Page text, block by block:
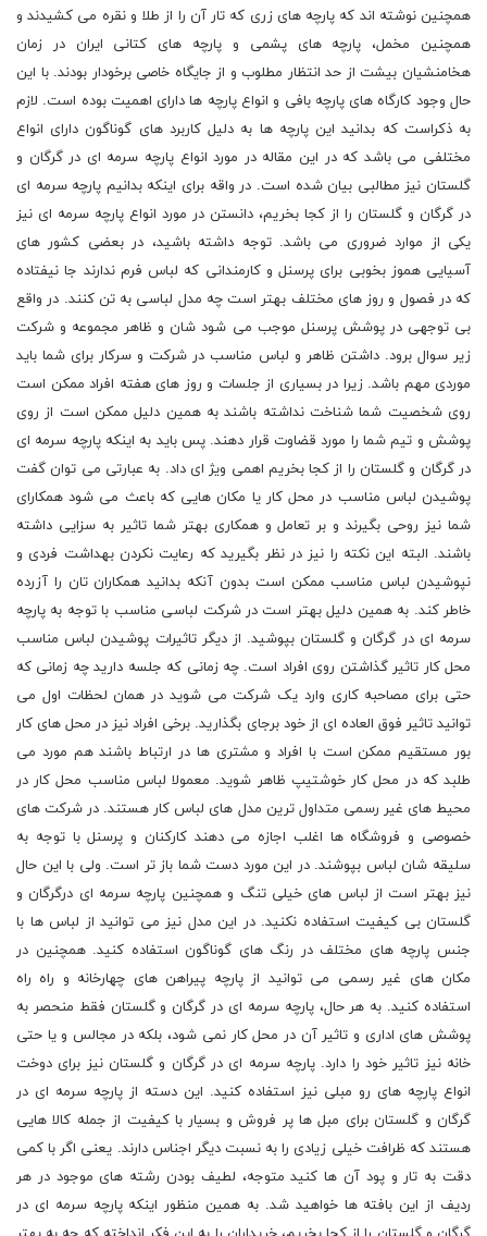
همچنین نوشته ‌اند که پارچه‌ های زری که تار آن را از طلا و نقره می ‌کشیدند و
همچنین مخمل، پارچه‌ های پشمی و پارچه‌ های کتانی ایران در زمان
هخامنشیان بیشت از حد انتظار مطلوب و از جایگاه خاصی برخودار بودند. با این
حال وجود کارگاه های پارچه بافی و انواع پارچه ها دارای اهمیت بوده است. لازم
به ذکراست که بدانید این پارچه ها به دلیل کاربرد های گوناگون دارای انواع
مختلفی می باشد که در این مقاله در مورد انواع پارچه سرمه ای در گرگان و
گلستان نیز مطالبی بیان شده است. در واقه برای اینکه بدانیم پارچه سرمه ای
در گرگان و گلستان را از کجا بخریم، دانستن در مورد انواع پارچه سرمه ای نیز
یکی از موارد ضروری می باشد. توجه داشته باشید، در بعضی کشور های
آسیایی هموز بخوبی برای پرسنل و کارمندانی که لباس فرم ندارند جا نیفتاده
که در فصول و روز های مختلف بهتر است چه مدل لباسی به تن کنند. در واقع
بی توجهی در پوشش پرسنل موجب می شود شان و ظاهر مجموعه و شرکت
زیر سوال برود. داشتن ظاهر و لباس مناسب در شرکت و سرکار برای شما باید
موردی مهم باشد. زیرا در بسیاری از جلسات و روز های هفته افراد ممکن است
روی شخصیت شما شناخت نداشته باشند به همین دلیل ممکن است از روی
پوشش و تیم شما را مورد قضاوت قرار دهند. پس باید به اینکه پارچه سرمه ای
در گرگان و گلستان را از کجا بخریم اهمی ویژ ای داد. به عبارتی می توان گفت
پوشیدن لباس مناسب در محل کار یا مکان هایی که باعث می شود همکارای
شما نیز روحی بگیرند و بر تعامل و همکاری بهتر شما تاثیر به سزایی داشته
باشند. البته این نکته را نیز در نظر بگیرید که رعایت نکردن بهداشت فردی و
نپوشیدن لباس مناسب ممکن است بدون آنکه بدانید همکاران تان را آزرده
خاطر کند. به همین دلیل بهتر است در شرکت لباسی مناسب با توجه به پارچه
سرمه ای در گرگان و گلستان بپوشید. از دیگر تاثیرات پوشیدن لباس مناسب
محل کار تاثیر گذاشتن روی افراد است. چه زمانی که جلسه دارید چه زمانی که
حتی برای مصاحبه کاری وارد یک شرکت می شوید در همان لحظات اول می
توانید تاثیر فوق العاده ای از خود برجای بگذارید. برخی افراد نیز در محل های کار
بور مستقیم ممکن است با افراد و مشتری ها در ارتباط باشند هم مورد می
طلبد که در محل کار خوشتیپ ظاهر شوید. معمولا لباس مناسب محل کار در
محیط های غیر رسمی متداول ترین مدل های لباس کار هستند. در شرکت های
خصوصی و فروشگاه ها اغلب اجازه می دهند کارکنان و پرسنل با توجه به
سلیقه شان لباس بپوشند. در این مورد دست شما باز تر است. ولی با این حال
نیز بهتر است از لباس های خیلی تنگ و همچنین پارچه سرمه ای درگرگان و
گلستان بی کیفیت استفاده نکنید. در این مدل نیز می توانید از لباس ها با
جنس پارچه های مختلف در رنگ های گوناگون استفاده کنید. همچنین در
مکان های غیر رسمی می توانید از پارچه پیراهن های چهارخانه و راه راه
استفاده کنید. به هر حال، پارچه سرمه ای در گرگان و گلستان فقط منحصر به
پوشش های اداری و تاثیر آن در محل کار نمی شود، بلکه در مجالس و یا حتی
خانه نیز تاثیر خود را دارد. پارچه سرمه ای در گرگان و گلستان نیز برای دوخت
انواع پارچه های رو مبلی نیز استفاده کنید. این دسته از پارچه سرمه ای در
گرگان و گلستان برای مبل ها پر فروش و بسیار با کیفیت از جمله کالا هایی
هستند که ظرافت خیلی زیادی را به نسبت دیگر اجناس دارند. یعنی اگر با کمی
دقت به تار و پود آن ها کنید متوجه، لطیف بودن رشته های موجود در هر
ردیف از این بافته ها خواهید شد. به همین منظور اینکه پارچه سرمه ای در